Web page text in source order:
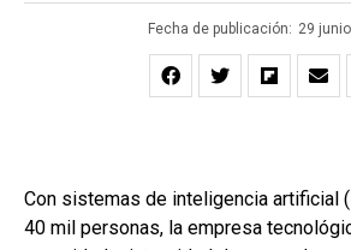
Fecha de publicación: 29
Con sistemas de inteligencia artificial
40 mil personas, la empresa